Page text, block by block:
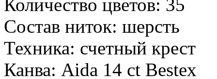
Количество цветов: 35
Состав ниток: шерсть
Техника: счетный крест
Канва: Aida 14 ct Bestex